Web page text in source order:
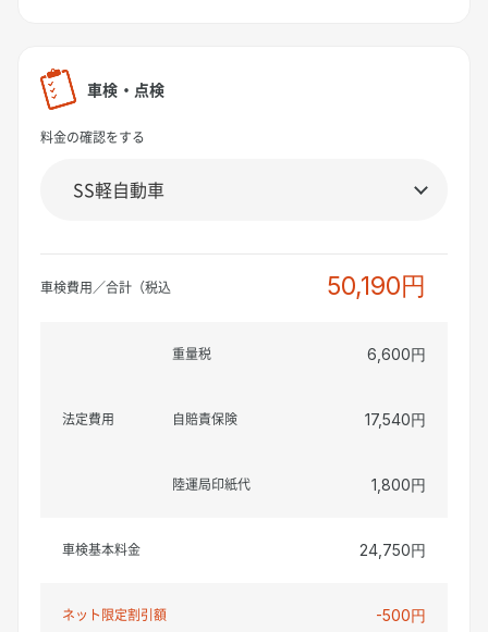
車検・点検
料金の確認をする
車検費用／合計（税込 50,190円
法定費用
重量税 6,600円
自賠責保険 17,540円
陸運局印紙代 1,800円
車検基本料金 24,750円
ネット限定割引額 -500円